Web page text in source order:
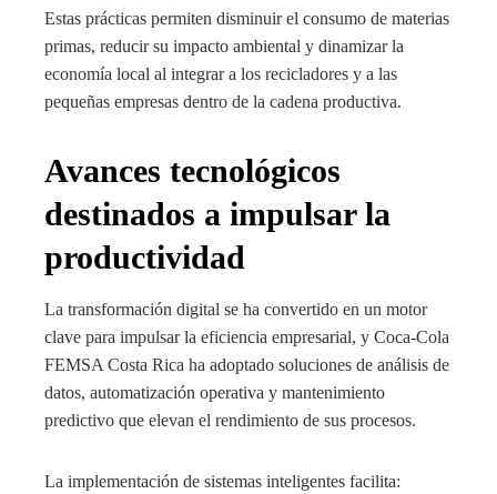
Estas prácticas permiten disminuir el consumo de materias
primas, reducir su impacto ambiental y dinamizar la
economía local al integrar a los recicladores y a las
pequeñas empresas dentro de la cadena productiva.
Avances tecnológicos
destinados a impulsar la
productividad
La transformación digital se ha convertido en un motor
clave para impulsar la eficiencia empresarial, y Coca-Cola
FEMSA Costa Rica ha adoptado soluciones de análisis de
datos, automatización operativa y mantenimiento
predictivo que elevan el rendimiento de sus procesos.
La implementación de sistemas inteligentes facilita: